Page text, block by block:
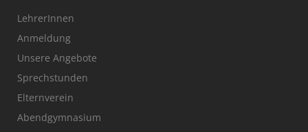
LehrerInnen
Anmeldung
Unsere Angebote
Sprechstunden
Elternverein
Abendgymnasium